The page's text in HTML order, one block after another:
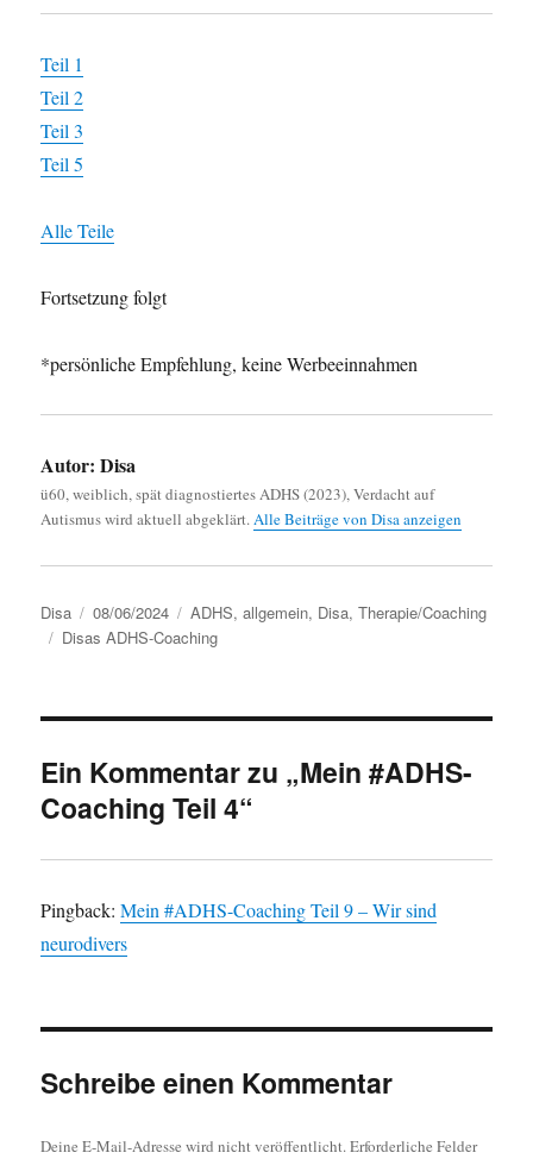
Teil 1
Teil 2
Teil 3
Teil 5
Alle Teile
Fortsetzung folgt
*persönliche Empfehlung, keine Werbeeinnahmen
Autor: Disa
ü60, weiblich, spät diagnostiertes ADHS (2023), Verdacht auf
Autismus wird aktuell abgeklärt.Alle Beiträge von Disa anzeigen
Autor
Disa
Veröffentlicht
am
08/06/2024 Kategorien
ADHS,allgemein, Disa,Therapie/Coaching
Schlagwörter
Disas ADHS-Coaching
Ein Kommentar zu „Mein #ADHS-
Coaching Teil 4“
Pingback:Mein #ADHS-Coaching Teil 9 – Wir sind
neurodivers
Schreibe einen Kommentar
Deine E-Mail-Adresse wird nicht veröffentlicht.Erforderliche Felder